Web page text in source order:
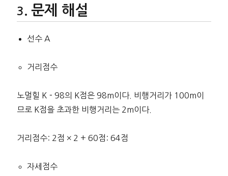
문제 해설
선수 A
거리점수
노멀힐 K－98의 K점은 98m이다. 비행거리가 100m이
므로 K점을 초과한 비행거리는 2m이다.
거리점수: 2점 × 2 + 60점: 64점
자세점수